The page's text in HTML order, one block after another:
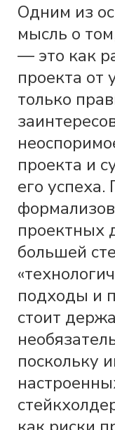
Одним из
мысль о
— это как
проекта от
только
проекта и
его
проектных
большей
подходы и
стоит
поскольку